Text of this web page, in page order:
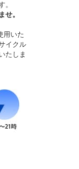
。
せ。
用いた
イクル
たしま